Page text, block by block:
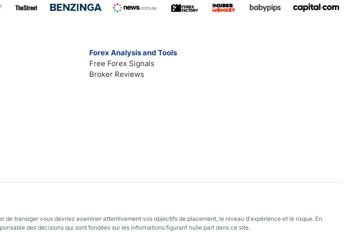
Forex Analysis and Tools
Free Forex Signals
Broker Reviews
transiger vous devriez examiner attentivement vos objectifs de placement, le niveau d'expérience et le risque. En
des décisions qui sont fondées sur les informations figurant nulle part dans ce site.